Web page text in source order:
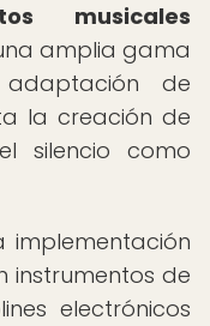
musicales
amplia gama
de
la creación de
silencio como
implementación
instrumentos de
electrónicos